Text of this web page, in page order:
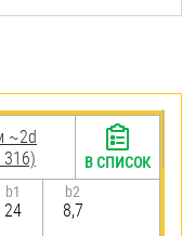
~2d
b1
24
b2
8,7
В СПИСОК